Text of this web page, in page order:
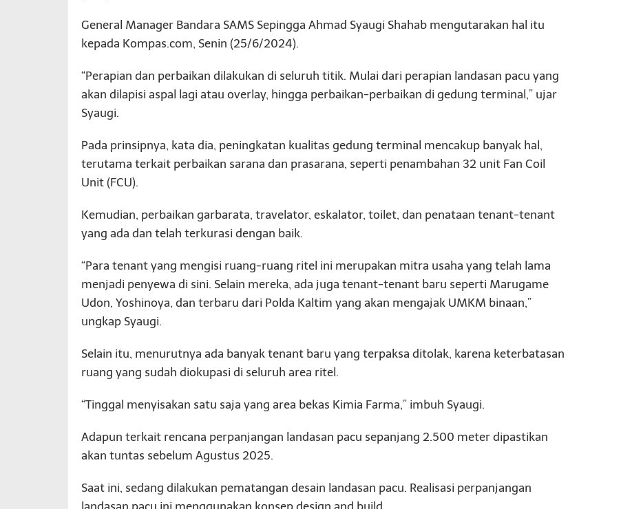
General Manager Bandara SAMS Sepingga Ahmad Syaugi Shahab mengutarakan hal itu
kepada Kompas.com, Senin (25/6/2024).
“Perapian dan perbaikan dilakukan di seluruh titik. Mulai dari perapian landasan pacu yang
akan dilapisi aspal lagi atau overlay, hingga perbaikan-perbaikan di gedung terminal,” ujar
Syaugi.
Pada prinsipnya, kata dia, peningkatan kualitas gedung terminal mencakup banyak hal,
terutama terkait perbaikan sarana dan prasarana, seperti penambahan 32 unit Fan Coil
Unit (FCU).
Kemudian, perbaikan garbarata, travelator, eskalator, toilet, dan penataan tenant-tenant
yang ada dan telah terkurasi dengan baik.
“Para tenant yang mengisi ruang-ruang ritel ini merupakan mitra usaha yang telah lama
menjadi penyewa di sini. Selain mereka, ada juga tenant-tenant baru seperti Marugame
Udon, Yoshinoya, dan terbaru dari Polda Kaltim yang akan mengajak UMKM binaan,”
ungkap Syaugi.
Selain itu, menurutnya ada banyak tenant baru yang terpaksa ditolak, karena keterbatasan
ruang yang sudah diokupasi di seluruh area ritel.
“Tinggal menyisakan satu saja yang area bekas Kimia Farma,” imbuh Syaugi.
Adapun terkait rencana perpanjangan landasan pacu sepanjang 2.500 meter dipastikan
akan tuntas sebelum Agustus 2025.
Saat ini, sedang dilakukan pematangan desain landasan pacu. Realisasi perpanjangan
landasan pacu ini menggunakan konsep design and build.